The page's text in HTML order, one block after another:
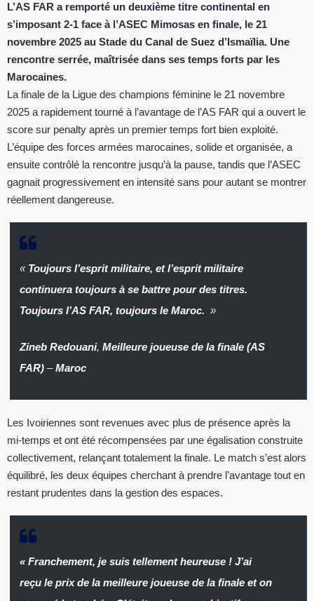
L’AS FAR a remporté un deuxième titre continental en
s’imposant 2-1 face à l’ASEC Mimosas en finale, le 21
novembre 2025 au Stade du Canal de Suez d’Ismaïlia. Une
rencontre serrée, maîtrisée dans ses temps forts par les
Marocaines.
La finale de la Ligue des champions féminine le 21 novembre
2025 a rapidement tourné à l’avantage de l’AS FAR qui a ouvert le
score sur penalty après un premier temps fort bien exploité.
L’équipe des forces armées marocaines, solide et organisée, a
ensuite contrôlé la rencontre jusqu’à la pause, tandis que l’ASEC
gagnait progressivement en intensité sans pour autant se montrer
réellement dangereuse.
«Toujours l’esprit militaire, et l’esprit militaire
continuera toujours à se battre pour des titres.
Toujours l’AS FAR, toujours le Maroc. »
Zineb Redouani, Meilleure joueuse de la finale (AS
FAR)–Maroc
Les Ivoiriennes sont revenues avec plus de présence après la
mi-temps et ont été récompensées par une égalisation construite
collectivement, relançant totalement la finale. Le match s’est alors
équilibré, les deux équipes cherchant à prendre l’avantage tout en
restant prudentes dans la gestion des espaces.
« Franchement, je suis tellement heureuse ! J’ai
reçu le prix de la meilleure joueuse de la finale et on